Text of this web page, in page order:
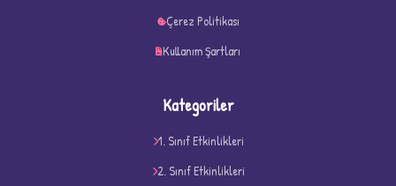
Çerez Politikası
Kullanım Şartları
Kategoriler
1. Sınıf Etkinlikleri
2. Sınıf Etkinlikleri